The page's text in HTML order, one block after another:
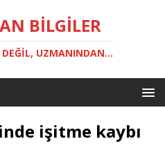
BILGILER
UZMANINDAN...
işitme kaybı